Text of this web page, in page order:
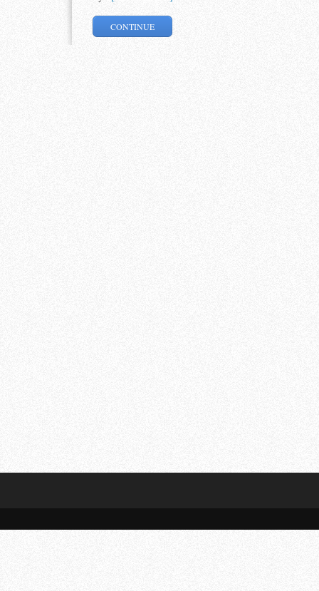
CONTINUE